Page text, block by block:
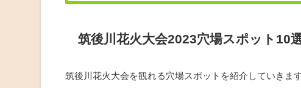
筑後川花火大会2023穴場スポット10選
筑後川花火大会を観れる穴場スポットを紹介していきます